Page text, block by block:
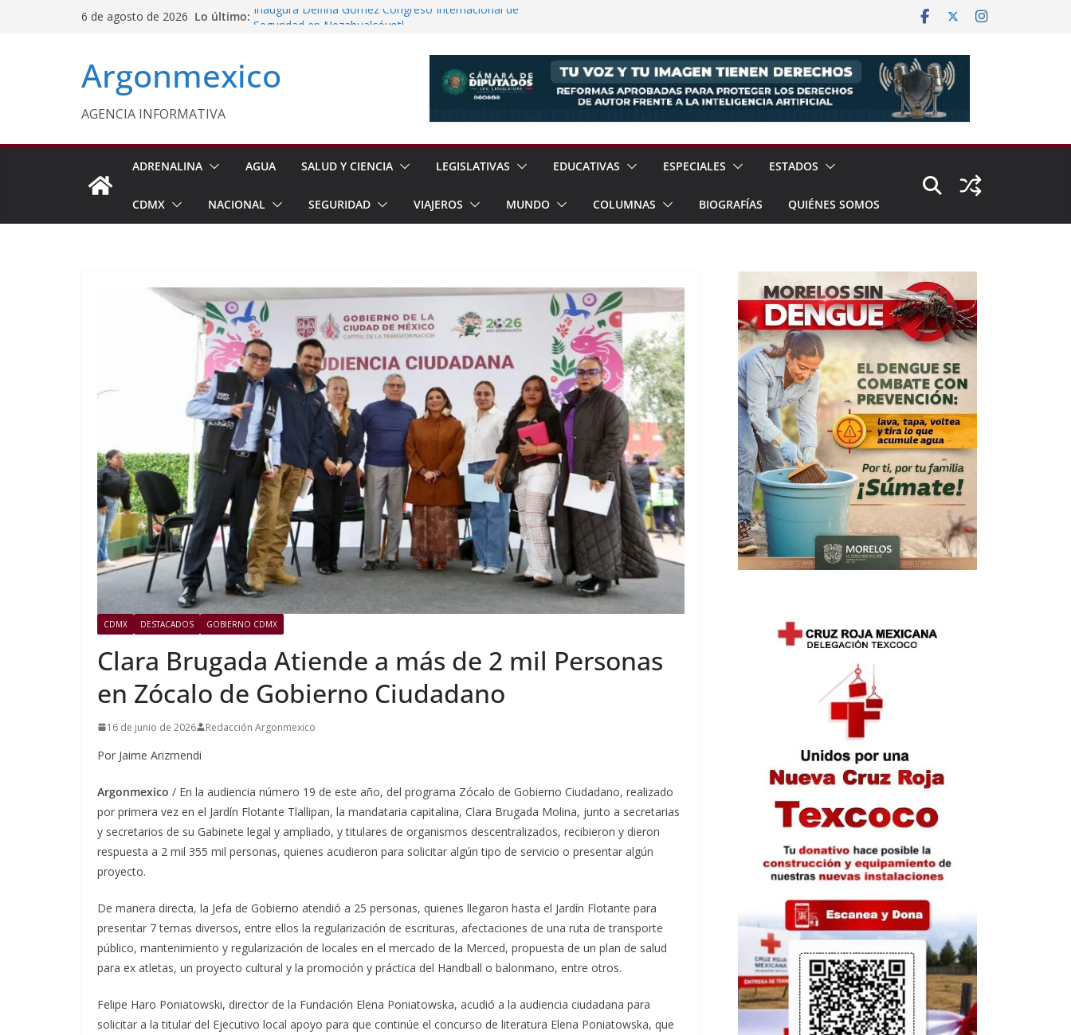
6 de agosto de 2026 Lo último: Inaugura Delfina Gómez Congreso Internacional de
Monreal Llama a Cerrar Filas con Sheinbaum Ante Presiones
Laura Itzel Impulsa Soberanía Energética Para Reducir
Importaciones de gas
Argonmexico
AGENCIA INFORMATIVA
ADRENALINA AGUA SALUD Y CIENCIA LEGISLATIVAS EDUCATIVAS ESPECIALES ESTADOS
CDMX NACIONAL SEGURIDAD VIAJEROS MUNDO COLUMNAS BIOGRAFÍAS QUIÉNES SOMOS
CDMX DESTACADOS GOBIERNO CDMX
Clara Brugada Atiende a más de 2 mil Personas
en Zócalo de Gobierno Ciudadano
16 de junio de 2026 Redacción Argonmexico
Por Jaime Arizmendi
Argonmexico / En la audiencia número 19 de este año, del programa Zócalo de Gobierno Ciudadano, realizado
por primera vez en el Jardín Flotante Tlallipan, la mandataria capitalina, Clara Brugada Molina, junto a secretarias
y secretarios de su Gabinete legal y ampliado, y titulares de organismos descentralizados, recibieron y dieron
respuesta a 2 mil 355 mil personas, quienes acudieron para solicitar algún tipo de servicio o presentar algún
proyecto.
De manera directa, la Jefa de Gobierno atendió a 25 personas, quienes llegaron hasta el Jardín Flotante para
presentar 7 temas diversos, entre ellos la regularización de escrituras, afectaciones de una ruta de transporte
público, mantenimiento y regularización de locales en el mercado de la Merced, propuesta de un plan de salud
para ex atletas, un proyecto cultural y la promoción y práctica del Handball o balonmano, entre otros.
Felipe Haro Poniatowski, director de la Fundación Elena Poniatowska, acudió a la audiencia ciudadana para
solicitar a la titular del Ejecutivo local apoyo para que continúe el concurso de literatura Elena Poniatowska, que